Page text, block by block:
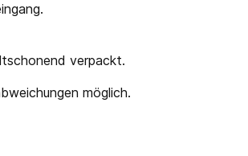
verpackt.
möglich.